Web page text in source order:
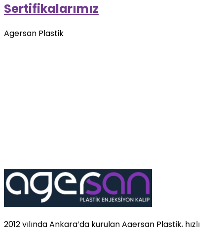
Sertifikalarımız
Agersan Plastik
2012 yılında Ankara’da kurulan Agersan Plastik, hızlı